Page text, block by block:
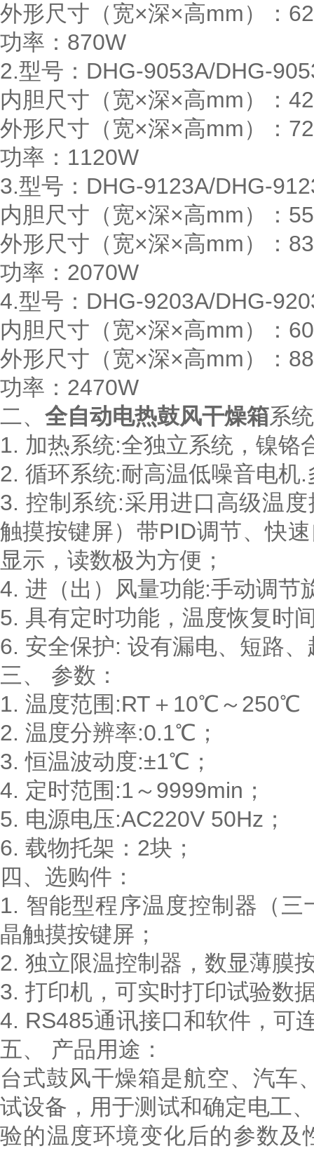
外形尺寸（宽×深×高mm）：
功率：870W
2.型号：DHG-9053A/DHG-
内胆尺寸（宽×深×高mm）：
外形尺寸（宽×深×高mm）：
功率：1120W
3.型号：DHG-9123A/DHG-
内胆尺寸（宽×深×高mm）：
外形尺寸（宽×深×高mm）：
功率：2070W
4.型号：DHG-9203A/DHG-
内胆尺寸（宽×深×高mm）：
外形尺寸（宽×深×高mm）：
功率：2470W
二、 全自动电热鼓风干燥箱系
1. 加热系统:全独立系统，镍铬
2. 循环系统:耐高温低噪音电机
3. 控制系统:采用进口高级温
触摸按键屏）带PID调节、快
显示，读数极为方便；
4. 进（出）风量功能:手动调节
5. 具有定时功能，温度恢复时
6. 安全保护: 设有漏电、短路
三、
参数：
1. 温度范围:RT＋10℃～250℃
2. 温度分辨率:0.1℃；
3. 恒温波动度:±1℃；
4. 定时范围:1～9999min；
5. 电源电压:AC220V 50Hz；
6. 载物托架：2块；
四、选购件：
1. 智能型程序温度控制器（
晶触摸按键屏；
2. 独立限温控制器，数显薄膜
3. 打印机，可实时打印试验数
4. RS485通讯接口和软件，可
五、
产品用途：
台式鼓风干燥箱是航空、汽车
试设备，用于测试和确定电工
验的温度环境变化后的参数